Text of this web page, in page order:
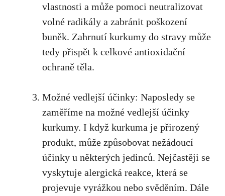
vlastnosti a ​může ‌pomoci neutralizovat
volné radikály a​ zabránit poškození
‌buněk. Zahrnutí kurkumy ​do stravy může
tedy přispět k celkové⁤ antioxidační
‍ochraně těla.
Možné‌ vedlejší účinky: Naposledy se
zaměříme na ‍možné ‍vedlejší‌ účinky
kurkumy.⁤ I ​když kurkuma‌ je přirozený
produkt, ⁣může způsobovat nežádoucí ​
účinky ​u některých jedinců. Nejčastěji se
vyskytuje alergická reakce, která se
projevuje vyrážkou nebo svěděním. Dále